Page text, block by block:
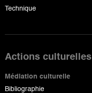
Technique
Actions culturelles
Médiation culturelle
Bibliographie